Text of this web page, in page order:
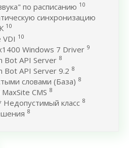
по расписанию 10
синхронизацию
10
10
Windows 7 Driver 9
Bot API Server 8
Bot API Server 9.2 8
словами (База) 8
CMS 8
класс 8
8